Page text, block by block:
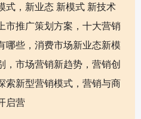
式，新业态 新模式 新技术
市推广策划方案，十大营销
哪些，消费市场新业态新模
，市场营销新趋势，营销创
索新型营销模式，营销与商
启营